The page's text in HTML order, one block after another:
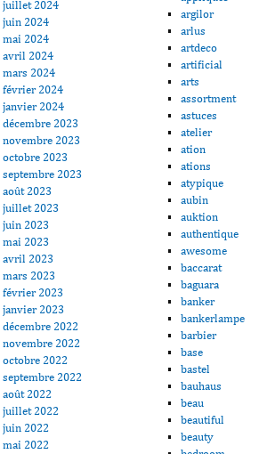
juillet 2024
juin 2024
mai 2024
avril 2024
mars 2024
février 2024
janvier 2024
décembre 2023
novembre 2023
octobre 2023
septembre 2023
août 2023
juillet 2023
juin 2023
mai 2023
avril 2023
mars 2023
février 2023
janvier 2023
décembre 2022
novembre 2022
octobre 2022
septembre 2022
août 2022
juillet 2022
juin 2022
mai 2022
argilor
arlus
artdeco
artificial
arts
assortment
astuces
atelier
ation
ations
atypique
aubin
auktion
authentique
awesome
baccarat
baguara
banker
bankerlampe
barbier
base
bastel
bauhaus
beau
beautiful
beauty